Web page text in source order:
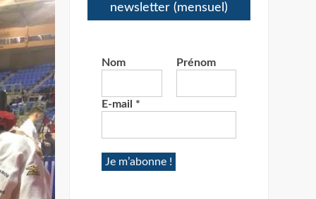
newsletter (mensuel)
Nom Prénom
E-mail *